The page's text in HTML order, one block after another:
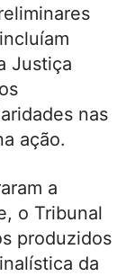
Justiça
nas
ação.
a
o Tribunal
produzidos
da